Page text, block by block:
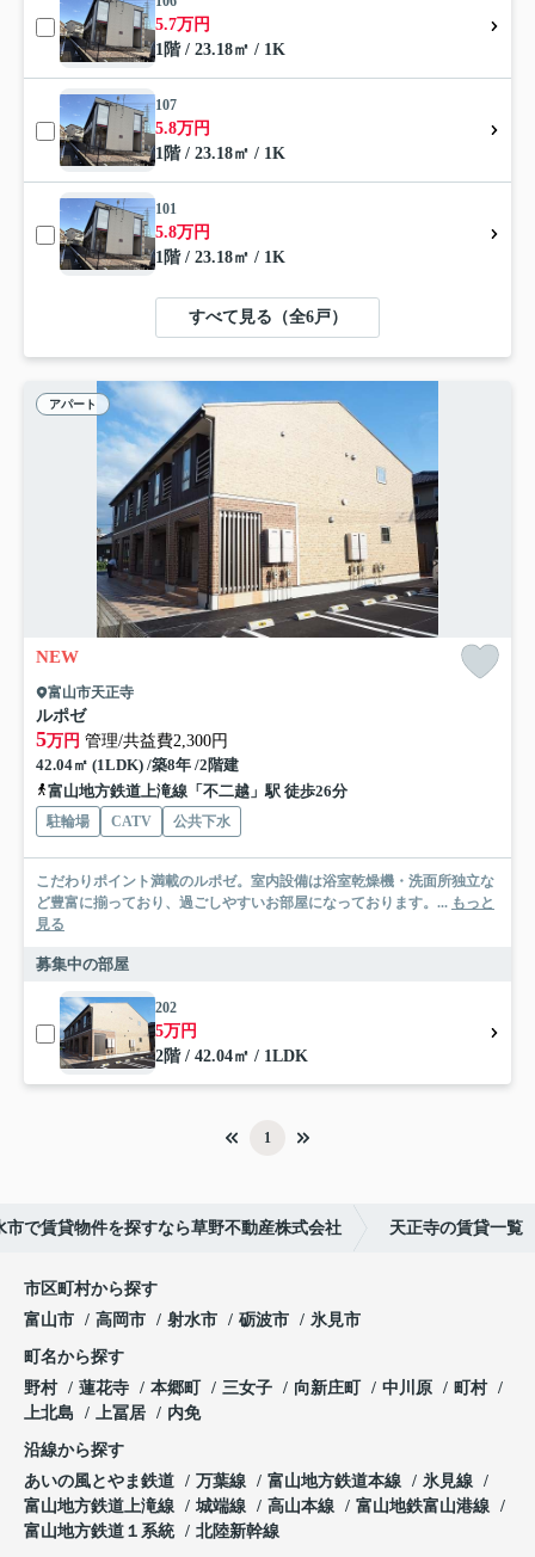
5.7万円
1階 / 23.18㎡ / 1K
107
5.8万円
1階 / 23.18㎡ / 1K
101
5.8万円
1階 / 23.18㎡ / 1K
すべて見る（全6戸）
アパート
NEW
富山市天正寺
ルポゼ
5万円 管理/共益費2,300円
42.04㎡ (1LDK) /築8年 /2階建
富山地方鉄道上滝線「不二越」駅 徒歩26分
駐輪場 CATV 公共下水
こだわりポイント満載のルポゼ。室内設備は浴室乾燥機・洗面所独立な
ど豊富に揃っており、過ごしやすいお部屋になっております。... もっと
見る
募集中の部屋
202
5万円
2階 / 42.04㎡ / 1LDK
1
市で賃貸物件を探すなら草野不動産株式会社 天正寺の賃貸一覧
市区町村から探す
富山市
高岡市 射水市 砺波市 氷見市
町名から探す
野村
蓮花寺 本郷町 三女子 向新庄町 中川原
町村
上北島
上冨居 内免
沿線から探す
あいの風とやま鉄道
万葉線 富山地方鉄道本線
氷見線
富山地方鉄道上滝線
城端線 高山本線
富山地鉄富山港線
富山地方鉄道１系統
北陸新幹線